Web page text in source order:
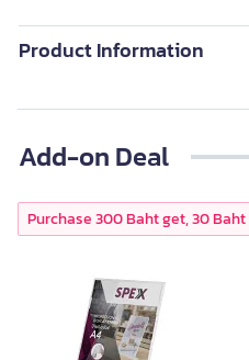
Product Information
Add-on Deal
Purchase 300 Baht get, 30